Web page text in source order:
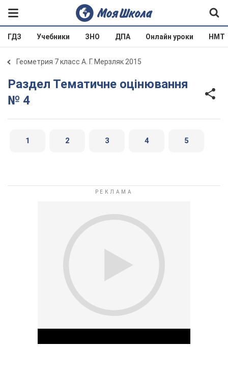
ГДЗ Учебники ЗНО ДПА Онлайн уроки НМТ
Геометрия 7 класс А. Г. Мерзляк 2015
Раздел Тематичне оцінювання
№ 4
1 2 3 4 5